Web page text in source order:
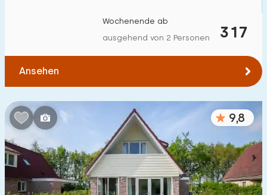
317
Wochenende ab
ausgehend von 2 Personen
Ansehen
9,8